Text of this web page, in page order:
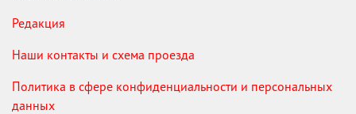
Редакция
Наши контакты и схема проезда
Политика в сфере конфиденциальности и персональных
данных